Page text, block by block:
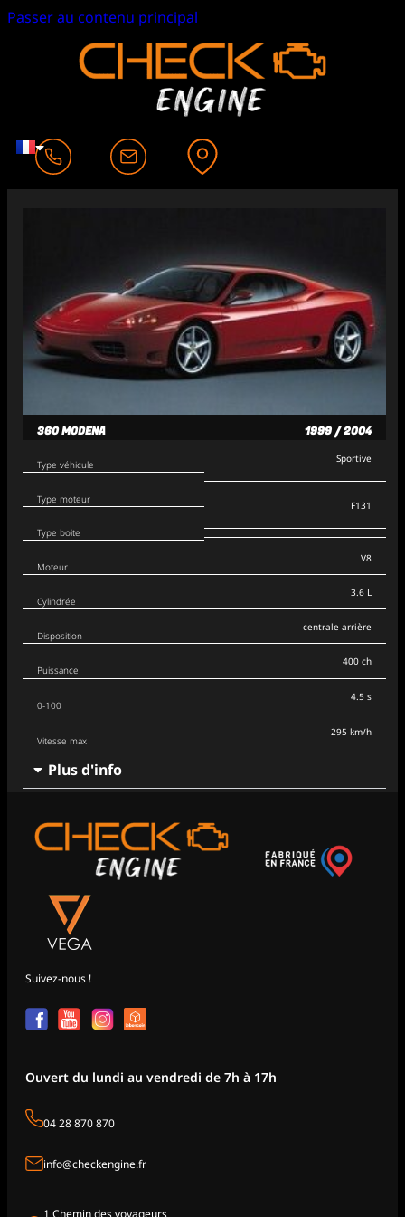
Passer au contenu principal
360 MODENA 1999 / 2004
Type véhicule
Type moteur
Type boite
Sportive
F131
Moteur
Cylindrée
Disposition
V8
3.6 L
centrale arrière
Puissance
0-100
Vitesse max
400 ch
4.5 s
295 km/h
Plus d'info
Suivez-nous !
Ouvert du lundi au vendredi de 7h à 17h
04 28 870 870
info@checkengine.fr
1 Chemin des voyageurs